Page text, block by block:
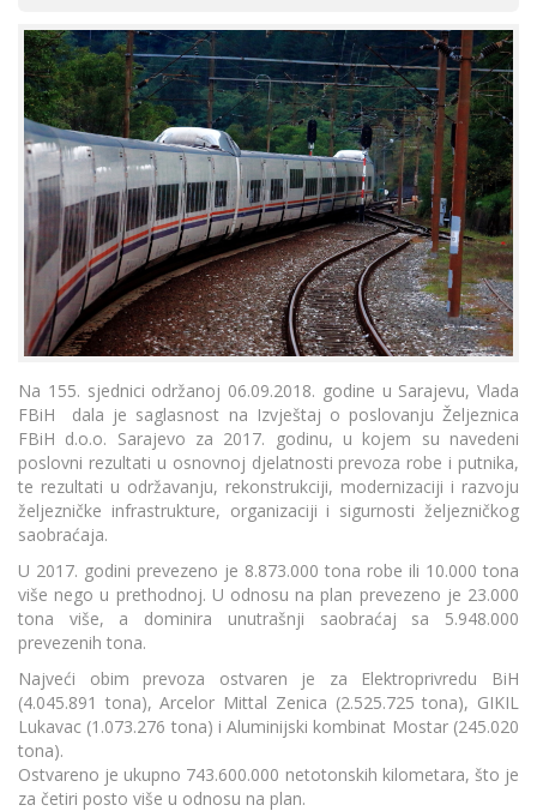
Na 155. sjednici održanoj 06.09.2018. godine u Sarajevu, Vlada
FBiH dala je saglasnost na Izvještaj o poslovanju Željeznica
FBiH d.o.o. Sarajevo za 2017. godinu, u kojem su navedeni
poslovni rezultati u osnovnoj djelatnosti prevoza robe i putnika,
te rezultati u održavanju, rekonstrukciji, modernizaciji i razvoju
željezničke infrastrukture, organizaciji i sigurnosti željezničkog
saobraćaja.
U 2017. godini prevezeno je 8.873.000 tona robe ili 10.000 tona
više nego u prethodnoj. U odnosu na plan prevezeno je 23.000
tona više, a dominira unutrašnji saobraćaj sa 5.948.000
prevezenih tona.
Najveći obim prevoza ostvaren je za Elektroprivredu BiH
(4.045.891 tona), Arcelor Mittal Zenica (2.525.725 tona), GIKIL
Lukavac (1.073.276 tona) i Aluminijski kombinat Mostar (245.020
tona).
Ostvareno je ukupno 743.600.000 netotonskih kilometara, što je
za četiri posto više u odnosu na plan.